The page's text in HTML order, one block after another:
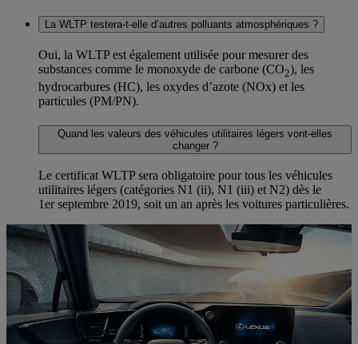
La WLTP testera-t-elle d’autres polluants atmosphériques ?
Oui, la WLTP est également utilisée pour mesurer des
substances comme le monoxyde de carbone (CO2), les
hydrocarbures (HC), les oxydes d’azote (NOx) et les
particules (PM/PN).
Quand les valeurs des véhicules utilitaires légers vont-elles
changer ?
Le certificat WLTP sera obligatoire pour tous les véhicules
utilitaires légers (catégories N1 (ii), N1 (iii) et N2) dès le
1er septembre 2019, soit un an après les voitures particulières.